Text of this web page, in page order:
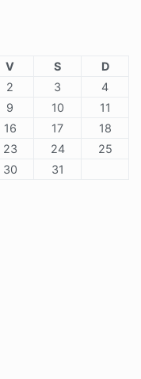
V S
D
2 3
4
9 10
11
16 17
18
23 24
25
30 31